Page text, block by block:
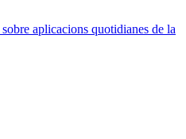
aplicacions quotidianes de la